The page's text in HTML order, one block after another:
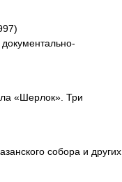
«Шерлок». Три
собора и других